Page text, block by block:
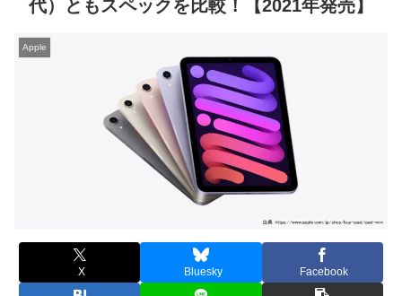
代）ともスペックを比較！【2021年発売】
Apple
X Bluesky Facebook